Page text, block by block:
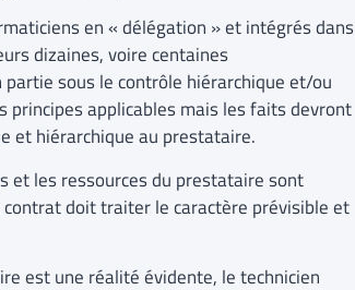
en « délégation » et intégrés dans
dizaines, voire centaines
sous le contrôle hiérarchique et/ou
principes applicables mais les faits devront
et hiérarchique au prestataire.
et les ressources du prestataire sont
doit traiter le caractère prévisible et
est une réalité évidente, le technicien